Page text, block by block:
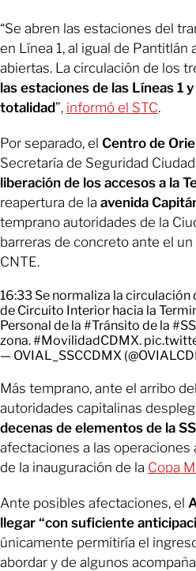
“Se abren las estaciones del
en Línea 1, al igual de Pantitlán
abiertas. La circulación de los
las estaciones de las Líneas 1
totalidad”, informó el STC.
Por separado, el Centro de
Secretaría de Seguridad
liberación de los accesos a la
reapertura de la avenida
temprano autoridades de la
barreras de concreto ante el
CNTE.
16:33 Se normaliza la circulación
de Circuito Interior hacia la
Personal de la #Tránsito de la
zona.#MovilidadCDMX.
— OVIAL_SSCCDMX
Más temprano, ante el arribo
autoridades capitalinas
decenas de elementos de la
afectaciones a las operaciones
de la inauguración de la Copa
Ante posibles afectaciones, el
llegar “con suficiente
únicamente permitiría el
abordar y de algunos